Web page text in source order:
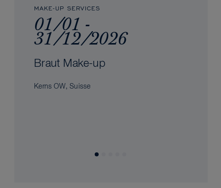
MAKE-UP SERVICES
01/01 -
31/12/2026
Braut Make-up
Kerns OW, Suisse